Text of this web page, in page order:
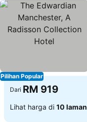
Pilihan Popular
Dari RM 919
Lihat harga di 10 laman